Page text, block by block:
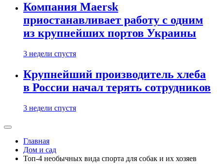
Компания Maersk
приостанавливает работу с одним
из крупнейших портов Украины
3 недели спустя
Крупнейший производитель хлеба
в России начал терять сотрудников
3 недели спустя
Главная
Дом и сад
Топ-4 необычных вида спорта для собак и их хозяев